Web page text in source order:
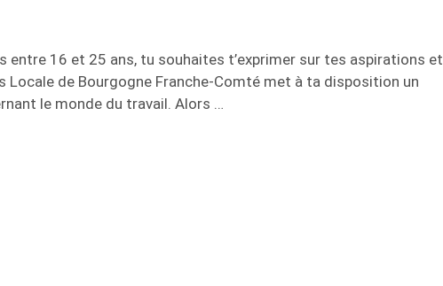
entre 16 et 25 ans, tu souhaites t’exprimer sur tes aspirations et
Locale de Bourgogne Franche-Comté met à ta disposition un
le monde du travail. Alors …